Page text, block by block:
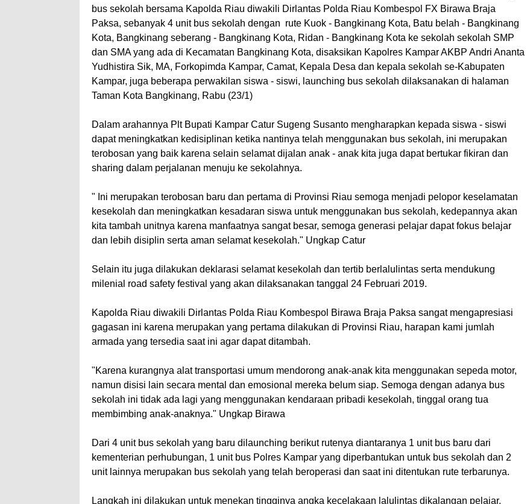
bus sekolah bersama Kapolda Riau diwakili Dirlantas Polda Riau Kombespol FX Birawa Braja
Paksa, sebanyak 4 unit bus sekolah dengan rute Kuok - Bangkinang Kota, Batu belah - Bangkinang
Kota, Bangkinang seberang - Bangkinang Kota, Ridan - Bangkinang Kota ke sekolah sekolah SMP
dan SMA yang ada di Kecamatan Bangkinang Kota, disaksikan Kapolres Kampar AKBP Andri Ananta
Yudhistira Sik, MA, Forkopimda Kampar, Camat, Kepala Desa dan kepala sekolah se-Kabupaten
Kampar, juga beberapa perwakilan siswa - siswi, launching bus sekolah dilaksanakan di halaman
Taman Kota Bangkinang, Rabu (23/1)
Dalam arahannya Plt Bupati Kampar Catur Sugeng Susanto mengharapkan kepada siswa - siswi
dapat meningkatkan kedisiplinan ketika nantinya telah menggunakan bus sekolah, ini merupakan
terobosan yang baik karena selain selamat dijalan anak - anak kita juga dapat bertukar fikiran dan
sharing dalam perjalanan menuju ke sekolahnya.
" Ini merupakan terobosan baru dan pertama di Provinsi Riau semoga menjadi pelopor keselamatan
kesekolah dan meningkatkan kesadaran siswa untuk menggunakan bus sekolah, kedepannya akan
kita tambah unitnya karena manfaatnya sangat besar, semoga generasi pelajar dapat fokus belajar
dan lebih disiplin serta aman selamat kesekolah." Ungkap Catur
Selain itu juga dilakukan deklarasi selamat kesekolah dan tertib berlalulintas serta mendukung
milenial road safety festival yang akan dilaksanakan tanggal 24 Februari 2019.
Kapolda Riau diwakili Dirlantas Polda Riau Kombespol Birawa Braja Paksa sangat mengapresiasi
gagasan ini karena merupakan yang pertama dilakukan di Provinsi Riau, harapan kami jumlah
armada yang tersedia saat ini agar dapat ditambah.
"Karena kurangnya alat transportasi umum mendorong anak-anak kita menggunakan sepeda motor,
namun disisi lain secara mental dan emosional mereka belum siap. Semoga dengan adanya bus
sekolah ini tidak ada lagi yang menggunakan kendaraan pribadi kesekolah, tinggal orang tua
membimbing anak-anaknya." Ungkap Birawa
Dari 4 unit bus sekolah yang baru dilaunching berikut rutenya diantaranya 1 unit bus baru dari
kementerian perhubungan, 1 unit bus Polres Kampar yang diperbantukan untuk bus sekolah dan 2
unit lainnya merupakan bus sekolah yang telah beroperasi dan saat ini ditentukan rute terbarunya.
Langkah ini dilakukan untuk menekan tingginya angka kecelakaan lalulintas dikalangan pelajar,